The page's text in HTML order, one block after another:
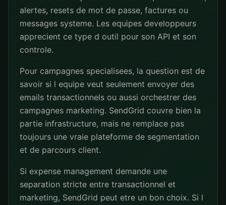
alertes, resets de mot de passe, factures ou
messages systeme. Les equipes developpeurs
apprecient ce type d outil pour son API et son
controle.
Pour campagnes specialisees, la question est de
savoir si l equipe veut seulement envoyer des
emails transactionnels ou aussi orchestrer des
campagnes marketing. SendGrid couvre bien la
partie infrastructure, mais ne remplace pas
toujours une vraie plateforme de segmentation
et de parcours client.
Si expense management demande une
separation stricte entre transactionnel et
marketing, SendGrid peut etre un bon choix. Si l